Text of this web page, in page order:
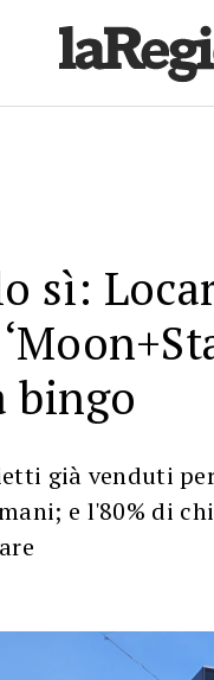
sì:
bingo
già venduti
e l'80% di